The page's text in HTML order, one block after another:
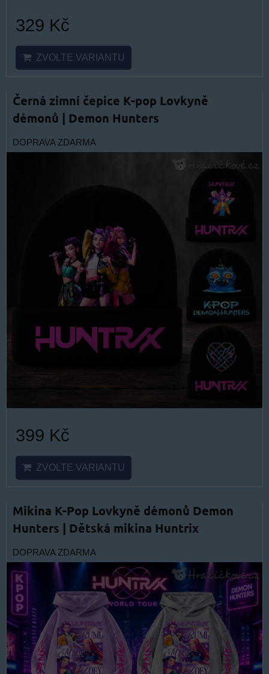
329 Kč
ZVOLTE VARIANTU
Černá zimní čepice K-pop Lovkyně
démonů | Demon Hunters
DOPRAVA ZDARMA
399 Kč
ZVOLTE VARIANTU
Mikina K-Pop Lovkyně démonů Demon
Hunters | Dětská mikina Huntrix
DOPRAVA ZDARMA